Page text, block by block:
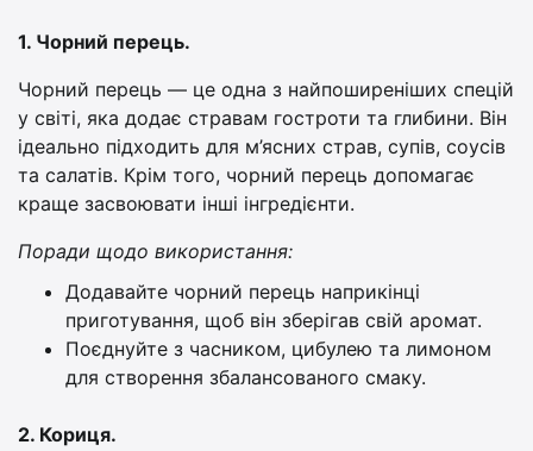
1. Чорний перець.
Чорний перець — це одна з найпоширеніших спецій
у світі, яка додає стравам гостроти та глибини. Він
ідеально підходить для м’ясних страв, супів, соусів
та салатів. Крім того, чорний перець допомагає
краще засвоювати інші інгредієнти.
Поради щодо використання:
Додавайте чорний перець наприкінці
приготування, щоб він зберігав свій аромат.
Поєднуйте з часником, цибулею та лимоном
для створення збалансованого смаку.
2. Кориця.